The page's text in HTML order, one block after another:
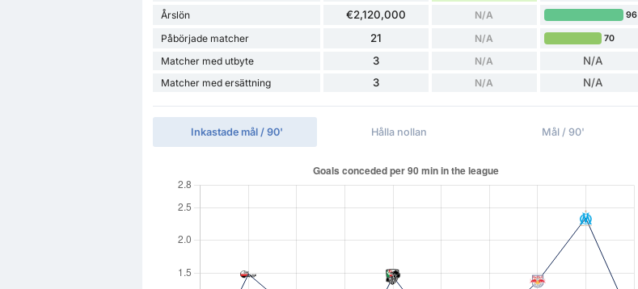
Årslön €2,120,000 N/A 96
Påbörjade matcher 21 N/A 70
Matcher med utbyte 3 N/A N/A
Matcher med ersättning 3 N/A N/A
Inkastade mål / 90' Hålla nollan Mål / 90'